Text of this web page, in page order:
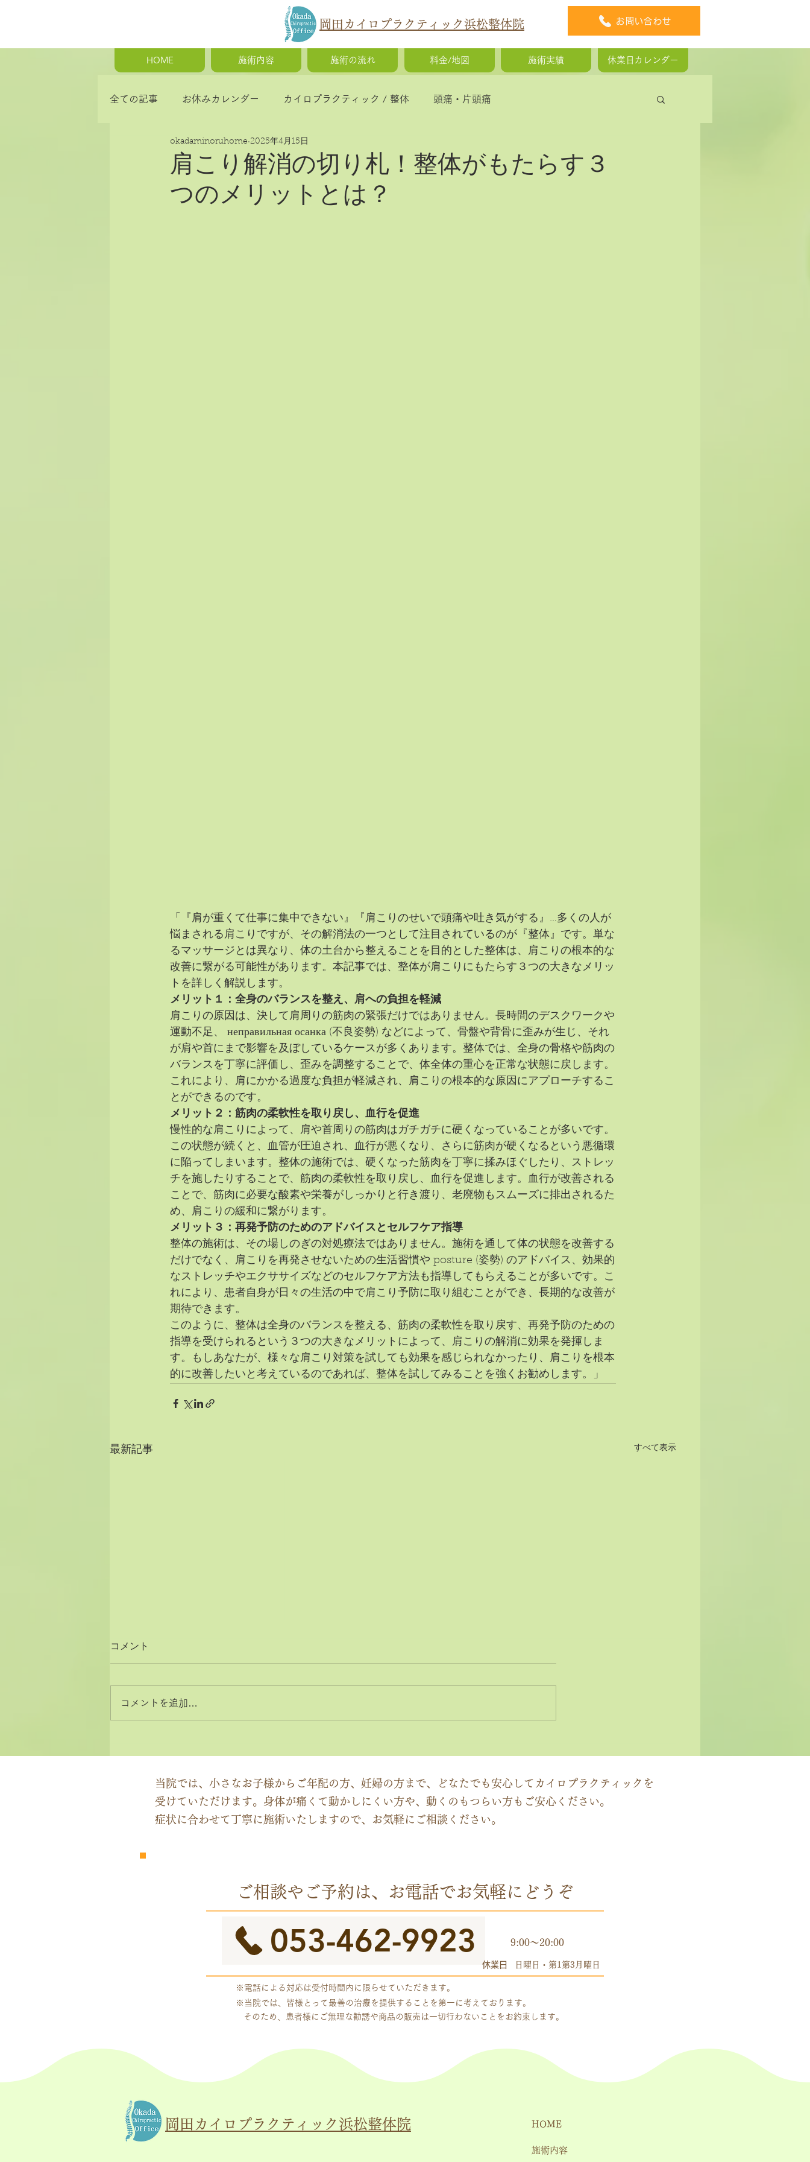
岡田カイロプラクティック浜松整体院 お問い合わせ
HOME 施術内容 施術の流れ 料金/地図 施術実績 休業日カレンダー
全ての記事 お休みカレンダー カイロプラクティック / 整体 頭痛・片頭痛
首の痛み・肩こり・背中の痛み 猫背・側弯症・姿勢の歪み
骨盤矯正・産後の骨盤矯正 慢性疲労・体調不良 O脚矯正・X脚矯正
肩こり解消の切り札！整体がもたらす３
つのメリットとは？
okadaminoruhome 2025年4月15日
「『肩が重くて仕事に集中できない』『肩こりのせいで頭痛や吐き気がする』…多くの人が
悩まされる肩こりですが、その解消法の一つとして注目されているのが『整体』です。単な
るマッサージとは異なり、体の土台から整えることを目的とした整体は、肩こりの根本的な
改善に繋がる可能性があります。本記事では、整体が肩こりにもたらす３つの大きなメリッ
トを詳しく解説します。
メリット１：全身のバランスを整え、肩への負担を軽減
肩こりの原因は、決して肩周りの筋肉の緊張だけではありません。長時間のデスクワークや
運動不足、 неправильная осанка (不良姿勢) などによって、骨盤や背骨に歪みが生じ、それ
が肩や首にまで影響を及ぼしているケースが多くあります。整体では、全身の骨格や筋肉の
バランスを丁寧に評価し、歪みを調整することで、体全体の重心を正常な状態に戻します。
これにより、肩にかかる過度な負担が軽減され、肩こりの根本的な原因にアプローチするこ
とができるのです。
メリット２：筋肉の柔軟性を取り戻し、血行を促進
慢性的な肩こりによって、肩や首周りの筋肉はガチガチに硬くなっていることが多いです。
この状態が続くと、血管が圧迫され、血行が悪くなり、さらに筋肉が硬くなるという悪循環
に陥ってしまいます。整体の施術では、硬くなった筋肉を丁寧に揉みほぐしたり、ストレッ
チを施したりすることで、筋肉の柔軟性を取り戻し、血行を促進します。血行が改善される
ことで、筋肉に必要な酸素や栄養がしっかりと行き渡り、老廃物もスムーズに排出されるた
め、肩こりの緩和に繋がります。
メリット３：再発予防のためのアドバイスとセルフケア指導
整体の施術は、その場しのぎの対処療法ではありません。施術を通して体の状態を改善する
だけでなく、肩こりを再発させないための生活習慣や posture (姿勢) のアドバイス、効果的
なストレッチやエクササイズなどのセルフケア方法も指導してもらえることが多いです。こ
れにより、患者自身が日々の生活の中で肩こり予防に取り組むことができ、長期的な改善が
期待できます。
このように、整体は全身のバランスを整える、筋肉の柔軟性を取り戻す、再発予防のための
指導を受けられるという３つの大きなメリットによって、肩こりの解消に効果を発揮しま
す。もしあなたが、様々な肩こり対策を試しても効果を感じられなかったり、肩こりを根本
的に改善したいと考えているのであれば、整体を試してみることを強くお勧めします。」
最新記事 すべて表示
レンダー
脳のコミュニケーションを円
ーチする」カイロプラクティ
コメント
コメントを追加…
当院では、小さなお子様からご年配の方、妊婦の方まで、どなたでも安心してカイロプラクティックを
受けていただけます。身体が痛くて動かしにくい方や、動くのもつらい方もご安心ください。
症状に合わせて丁寧に施術いたしますので、お気軽にご相談ください。
ご相談やご予約は、お電話でお気軽にどうぞ
053-462-9923 9:00～20:00
休業日 日曜日・第1第3月曜日
※電話による対応は受付時間内に限らせていただきます。
※当院では、皆様とって最善の治療を提供することを第一に考えております。
そのため、患者様にご無理な勧誘や商品の販売は一切行わないことをお約束します。
岡田カイロプラクティック浜松整体院 HOME
施術内容